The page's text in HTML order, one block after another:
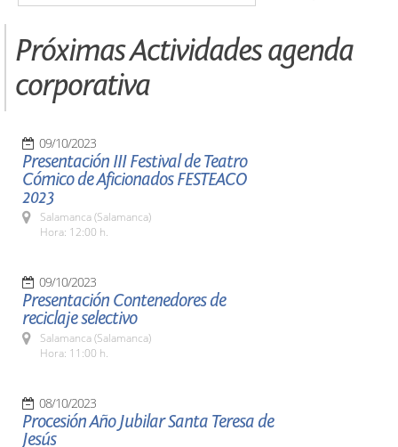
Próximas Actividades agenda
corporativa
09/10/2023
Presentación III Festival de Teatro
Cómico de Aficionados FESTEACO
2023
Salamanca (Salamanca)
Hora: 12:00 h.
09/10/2023
Presentación Contenedores de
reciclaje selectivo
Salamanca (Salamanca)
Hora: 11:00 h.
08/10/2023
Procesión Año Jubilar Santa Teresa de
Jesús